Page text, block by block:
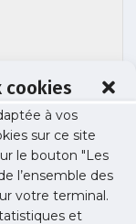
cookies
à vos
sur ce site
le bouton "Les
l’ensemble des
votre terminal.
et